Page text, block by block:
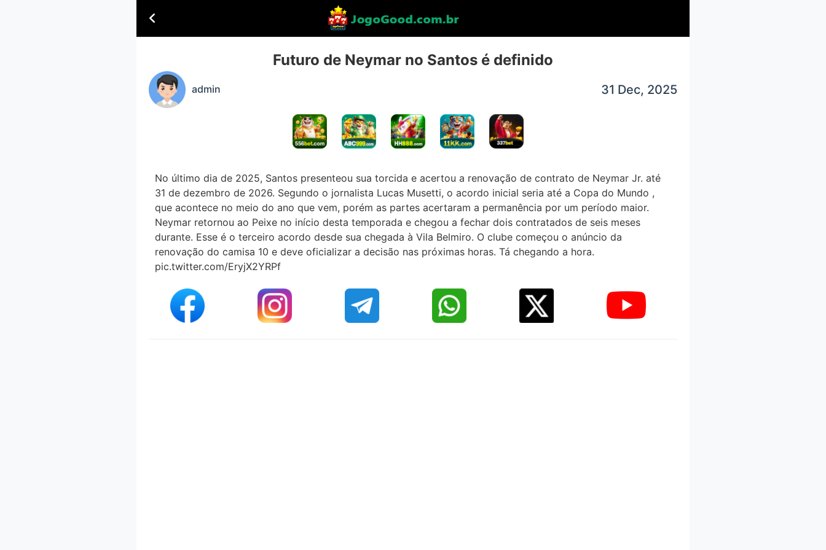
Futuro de Neymar no Santos é definido
admin 31 Dec, 2025
No último dia de 2025, Santos presenteou sua torcida e acertou a renovação de contrato de Neymar Jr. até
31 de dezembro de 2026. Segundo o jornalista Lucas Musetti, o acordo inicial seria até a Copa do Mundo ,
que acontece no meio do ano que vem, porém as partes acertaram a permanência por um período maior.
Neymar retornou ao Peixe no início desta temporada e chegou a fechar dois contratados de seis meses
durante. Esse é o terceiro acordo desde sua chegada à Vila Belmiro. O clube começou o anúncio da
renovação do camisa 10 e deve oficializar a decisão nas próximas horas. Tá chegando a hora.
pic.twitter.com/EryjX2YRPf